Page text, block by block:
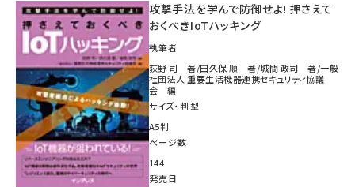
攻撃手法を学んで防御せよ! 押さえて
おくべきIoTハッキング
執筆者
荻野 司 著/田久保 順 著/城間 政司 著/一般
社団法人 重要生活機器連携セキュリティ協議
会 編
サイズ・判型
A5判
ページ数
144
発売日